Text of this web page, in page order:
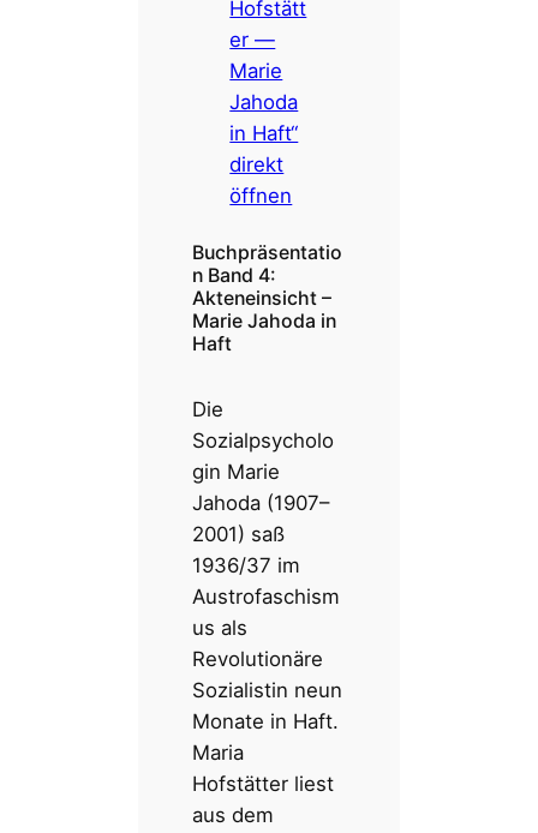
e
g
e
n
Hofstätt
er —
Marie
Jahoda
in Haft“
direkt
öffnen
Buchpräsentatio
n Band 4:
Akteneinsicht –
Marie Jahoda in
Haft
Die
Sozialpsycholo
gin Marie
Jahoda (1907–
2001) saß
1936/37 im
Austrofaschism
us als
Revolutionäre
Sozialistin neun
Monate in Haft.
Maria
Hofstätter liest
aus dem